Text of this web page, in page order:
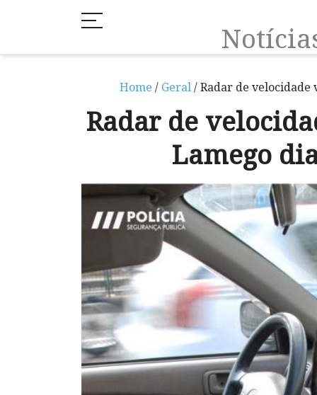
Home / Geral/ Radar de velocidade
Radar de
Lamego